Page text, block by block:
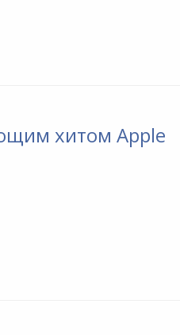
хитом Apple